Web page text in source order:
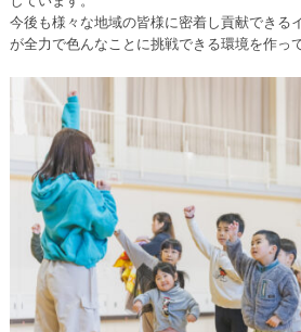
今後も様々な地域の皆様に密着し貢献できる
が全力で色んなことに挑戦できる環境を作っ